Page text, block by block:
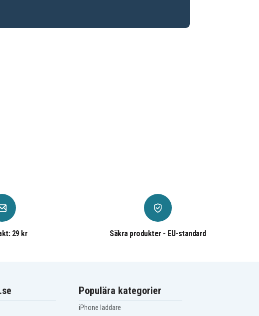
29 kr Säkra produkter - EU-standard
Populära kategorier
iPhone laddare